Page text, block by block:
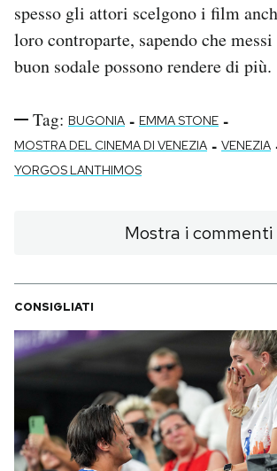
spesso gli attori scelgono i film
loro controparte, sapendo che
buon sodale possono rendere di più.
Tag: BUGONIA - EMMA STONE -
MOSTRA DEL CINEMA DI VENEZIA - VENEZIA
YORGOS LANTHIMOS
Mostra i commenti
CONSIGLIATI